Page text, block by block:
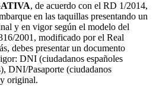
, de acuerdo con el RD 1/2014,
en las taquillas presentando un
y en vigor según el modelo del
2001, modificado por el Real
debes presentar un documento
DNI (ciudadanos españoles
DNI/Pasaporte (ciudadanos
original.